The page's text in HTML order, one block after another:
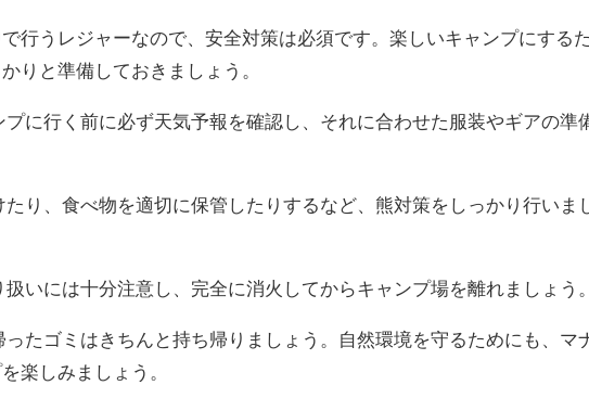
行うレジャーなので、安全対策は必須です。楽しいキャンプにする
りと準備しておきましょう。
プに行く前に必ず天気予報を確認し、それに合わせた服装やギアの準
たり、食べ物を適切に保管したりするなど、熊対策をしっかり行いま
扱いには十分注意し、完全に消火してからキャンプ場を離れましょう
ったゴミはきちんと持ち帰りましょう。自然環境を守るためにも、マ
楽しみましょう。